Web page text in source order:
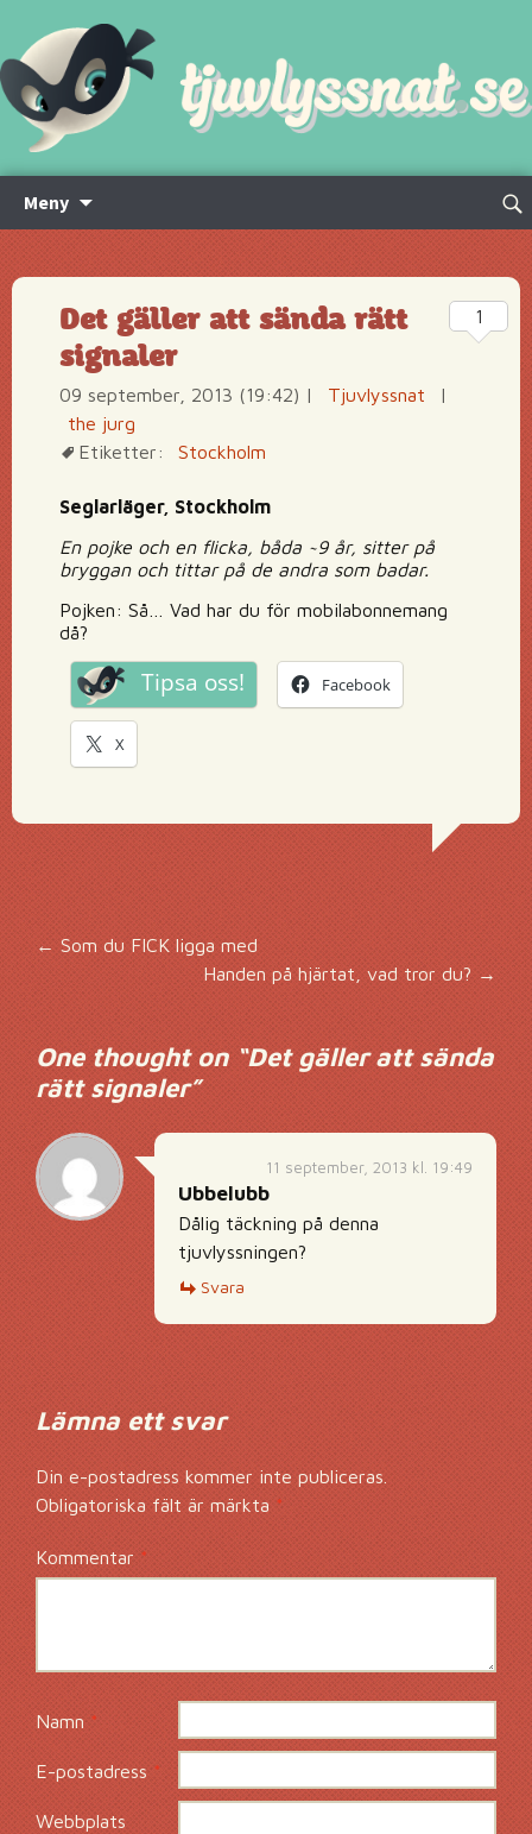
Meny
innehåll
Sök
Det gäller att sända rätt
signaler
09 september, 2013 (19:42) | Tjuvlyssnat
|
the jurg
Etiketter:
Stockholm
Seglarläger, Stockholm
En pojke och en flicka, båda ~9 år, sitter på
bryggan och tittar på de andra som badar.
Pojken: Så… Vad har du för mobilabonnemang
då?
Tipsa oss! Facebook
X
1
Inläggsnavigering
←Som du FICK ligga med
Handen på hjärtat, vad tror du?→
One thought on “Det gäller att sända
rätt signaler”
11 september, 2013 kl. 19:49
Ubbelubb
Dålig täckning på denna
tjuvlyssningen?
Svara
Lämna ett svar
Din e-postadress kommer inte publiceras.
Obligatoriska fält är märkta *
Kommentar*
Namn*
E-postadress*
Webbplats